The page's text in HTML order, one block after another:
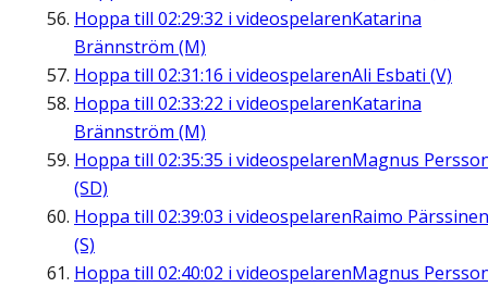
Hoppa till 02:29:32 i videospelarenKatarina
Brännström (M)
Hoppa till 02:31:16 i videospelarenAli Esbati (V)
Hoppa till 02:33:22 i videospelarenKatarina
Brännström (M)
Hoppa till 02:35:35 i videospelarenMagnus
(SD)
Hoppa till 02:39:03 i videospelarenRaimo Pärssinen
(S)
Hoppa till 02:40:02 i videospelarenMagnus